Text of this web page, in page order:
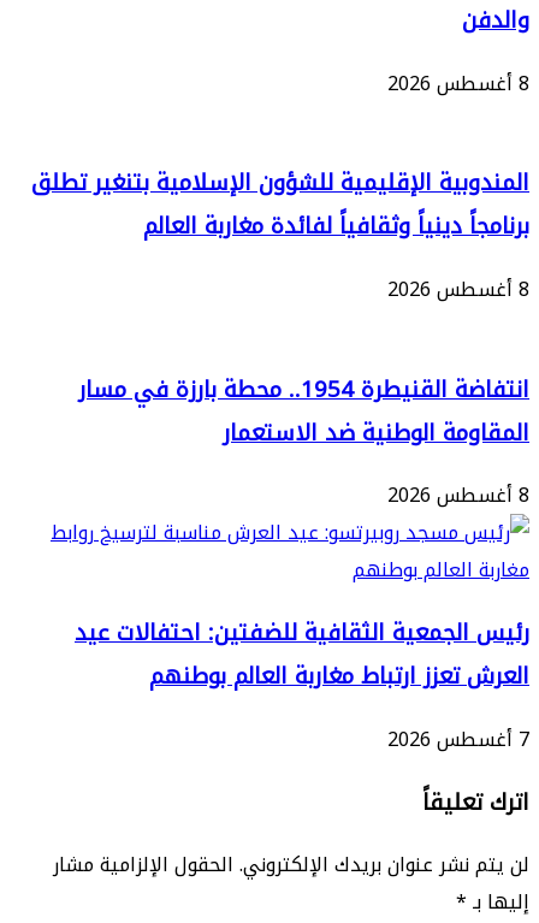
الإقليمية للشؤون الإسلامية بتنغير تطلق
دينياً وثقافياً لفائدة مغاربة العالم
انتفاضة القنيطرة 1954.. محطة بارزة في مسار
الوطنية ضد الاستعمار
الثقافية للضفتين: احتفالات عيد
ارتباط مغاربة العالم بوطنهم
عنوان بريدك الإلكتروني.الحقول الإلزامية مشار
*